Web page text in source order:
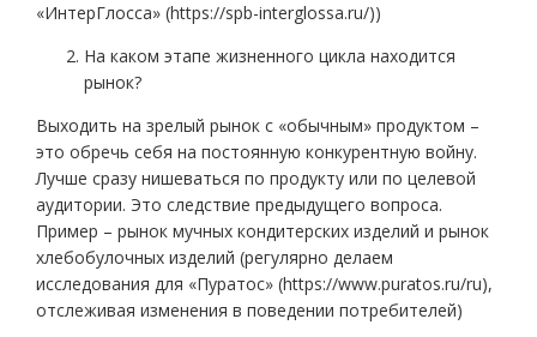
«ИнтерГлосса» (https://spb-interglossa.ru/))
На каком этапе жизненного цикла находится
рынок?
Выходить на зрелый рынок с «обычным» продуктом –
это обречь себя на постоянную конкурентную войну.
Лучше сразу нишеваться по продукту или по целевой
аудитории. Это следствие предыдущего вопроса.
Пример – рынок мучных кондитерских изделий и рынок
хлебобулочных изделий (регулярно делаем
исследования для «Пуратос» (https://www.puratos.ru/ru),
отслеживая изменения в поведении потребителей)